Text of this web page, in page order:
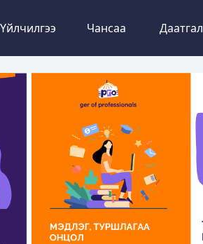
Үйлчилгээ Чансаа Даатгал